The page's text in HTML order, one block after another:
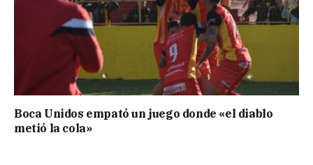
Boca Unidos empató un juego donde «el diablo
metió la cola»